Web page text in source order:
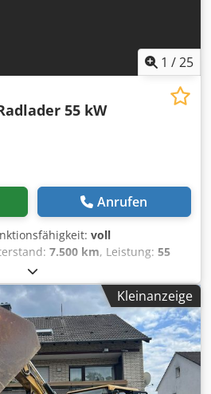
1 /25
55 kW
Anrufen
voll
7.500 km, Leistung: 55
, Betriebsgewicht:
, Baujahr:2016,
, Ausstattung:
Kabine,
Standard-
Baujahr 2016 Gabel +
3 x hydraulischer Steuerkreis
3,10 m Bauhöhe: ca.
Kleinanzeige